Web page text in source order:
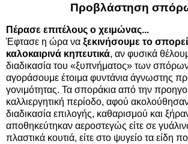
Προβλάστηση
Πέρασε επιτέλους ο χειμώνας...
Έφτασε η ώρα να ξεκινήσουμε το
καλοκαιρινά κηπευτικά, αν φυσικά
διαδικασία του «ξυπνήματος» των
αγοράσουμε έτοιμα φυντάνια άγνωστης
γονιμότητας. Τα σποράκια από την
καλλιεργητική περίοδο, αφού
διαδικασία επιλογής, καθαρισμού και
αποθηκεύτηκαν αεροστεγώς είτε σε
πλαστικά κουτιά, είτε στο ψυγείο τα είδη